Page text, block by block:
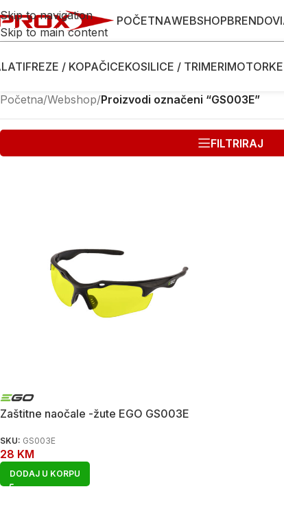
Skip to navigation
Skip to main content
POČETNAWEBSHOPBRENDOVI
FREZE / KOPAČICEKOSILICE / TRIMERI
Početna/Webshop/Proizvodi označeni “GS003E”
FILTRIRAJ
Zaštitne naočale -žute EGO GS003E
SKU: GS003E
28 KM
DODAJ U KORPU